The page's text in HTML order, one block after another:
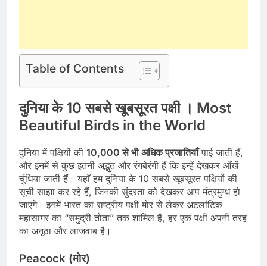
Table of Contents
दुनिया के 10 सबसे खूबसूरत पक्षी । Most
Beautiful Birds in the World
दुनिया में पक्षियों की 10,000 से भी अधिक प्रजातियाँपाई जाती हैं,
और इनमें से कुछ इतनी अद्भुत और रंगबेरंगी हैं कि इन्हें देखकर आँखें
चुंधिया जाती हैं। यहाँ हम दुनिया के 10 सबसे खूबसूरत पक्षियों की
सूची साझा कर रहे हैं, जिनकी सुंदरता को देखकर आप मंत्रमुग्ध हो
जाएंगे। इनमें भारत का राष्ट्रीय पक्षी मोर से लेकर अटलांटिक
महासागर का “समुद्री तोता” तक शामिल हैं, हर एक पक्षी अपनी तरह
का अनूठा और लाजवाब है।
Peacock (मोर)